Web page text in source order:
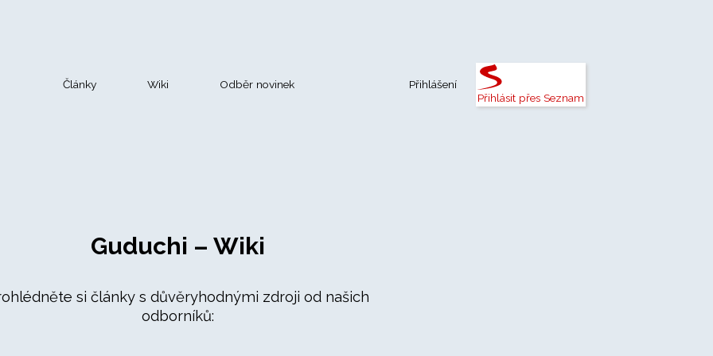
Články Wiki Odběr novinek
Přihlášení
Přihlásit přes Seznam
Guduchi – Wiki
si články s důvěryhodnými zdroji od našich
odborníků: